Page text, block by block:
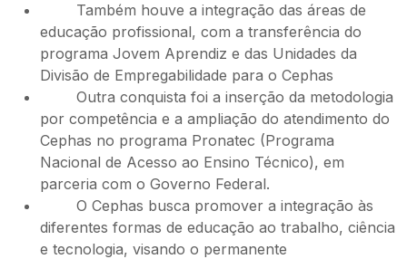
Também houve a integração das áreas de
educação profissional, com a transferência do
programa Jovem Aprendiz e das Unidades da
Divisão de Empregabilidade para o Cephas
Outra conquista foi a inserção da metodologia
por competência e a ampliação do atendimento do
Cephas no programa Pronatec (Programa
Nacional de Acesso ao Ensino Técnico), em
parceria com o Governo Federal.
O Cephas busca promover a integração às
diferentes formas de educação ao trabalho, ciência
e tecnologia, visando o permanente